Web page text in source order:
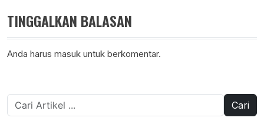
TINGGALKAN BALASAN
Anda harus masuk untuk berkomentar.
Cari
untuk: